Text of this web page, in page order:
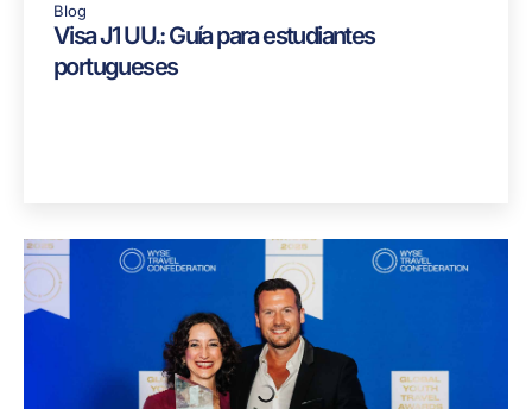
Blog
Visa J1 UU.: Guía para estudiantes
portugueses